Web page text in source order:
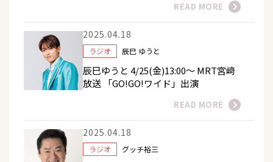
READ MORE
2025.04.18
ラジオ 辰巳 ゆうと
辰巳ゆうと 4/25(金)13:00～ MRT宮﨑
放送 「GO!GO!ワイド」出演
READ MORE
2025.04.18
ラジオ グッチ裕三